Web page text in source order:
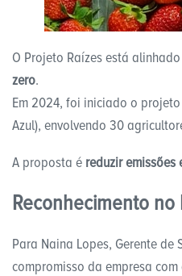
O Projeto Raízes está
zero.
Em 2024, foi iniciado o projeto
Azul), envolvendo 30
A proposta é reduzir
Reconhecimento
Para Naina Lopes, Gerente
compromisso da empresa